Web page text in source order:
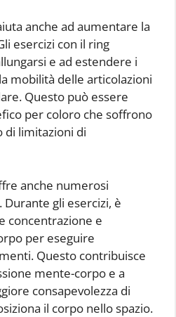
anche ad aumentare la
esercizi con il ring
e ad estendere i
mobilità delle articolazioni
Questo può essere
per coloro che soffrono
di limitazioni di
anche numerosi
gli esercizi, è
concentrazione e
per eseguire
Questo contribuisce
mente-corpo e a
consapevolezza di
il corpo nello spazio.